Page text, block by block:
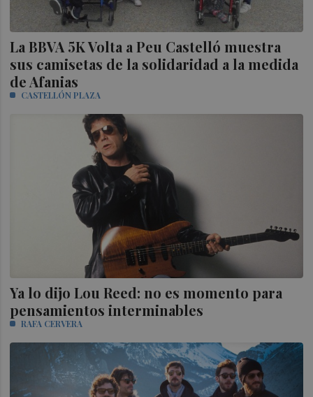
La BBVA 5K Volta a Peu Castelló muestra
sus camisetas de la solidaridad a la medida
de Afanias
CASTELLÓN PLAZA
Ya lo dijo Lou Reed: no es momento para
pensamientos interminables
RAFA CERVERA